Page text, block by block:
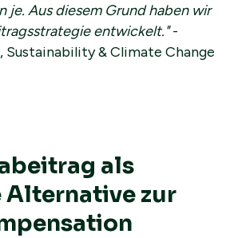
je. Aus diesem Grund haben wir
entwickelt."-
Sustainability & Climate Change
als
zur